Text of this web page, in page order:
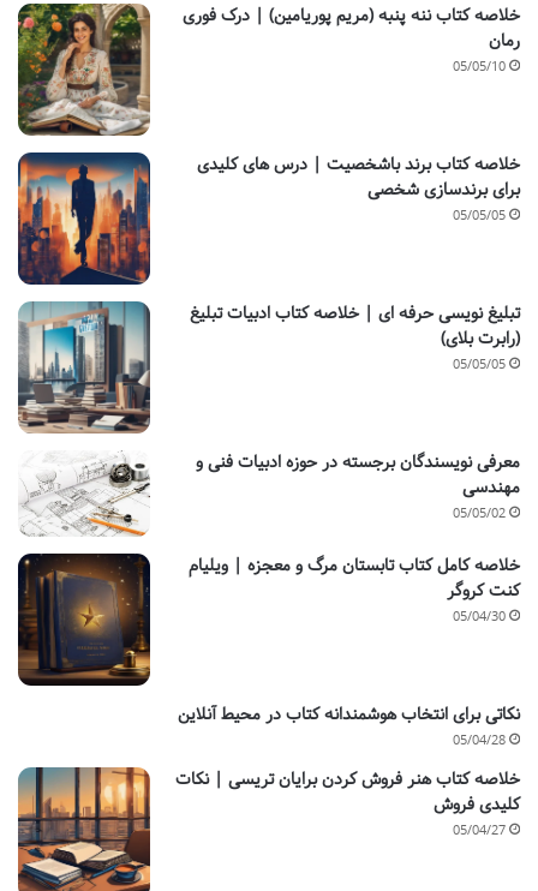
خلاصه کتاب ننه پنبه (مریم پوریامین) | درک فوری
رمان
05/05/10
خلاصه کتاب برند باشخصیت | درس های کلیدی
برای برندسازی شخصی
05/05/05
تبلیغ نویسی حرفه ای | خلاصه کتاب ادبیات تبلیغ
(رابرت بلای)
05/05/05
معرفی نویسندگان برجسته در حوزه ادبیات فنی و
مهندسی
05/05/02
خلاصه کامل کتاب تابستان مرگ و معجزه | ویلیام
کنت کروگر
05/04/30
نکاتی برای انتخاب هوشمندانه کتاب در محیط آنلاین
05/04/28
خلاصه کتاب هنر فروش کردن برایان تریسی | نکات
کلیدی فروش
05/04/27